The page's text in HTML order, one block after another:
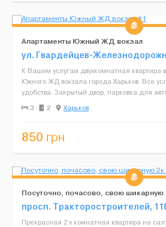
Апартаменты Южный ЖД вокзал
ул. Гвардейцев-
К Вашим услугам двухкомнатная квартира
Южного ЖД вокзала города Харьков. Все
удобства. Закрытый двор, парковка для
клиника имени Гиршмана, перенатальный
3 2 Харьков
850 грн
Посуточно, почасово, свою шикарную
Павлова
просп. Тракторостроителей,
Прекрасная 2 х комнатная квартира на